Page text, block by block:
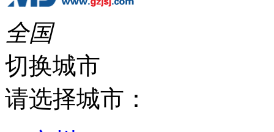
全国
切换城市
请选择城市：